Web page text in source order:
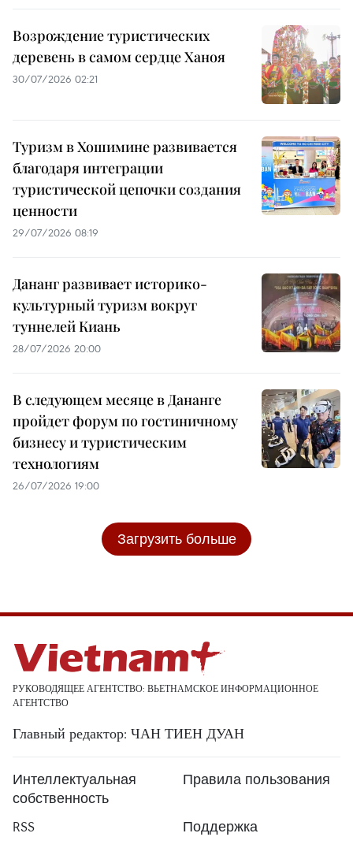
Возрождение туристических
деревень в самом сердце Ханоя
30/07/2026 02:21
Туризм в Хошимине развивается
благодаря интеграции
туристической цепочки создания
ценности
29/07/2026 08:19
Дананг развивает историко-
культурный туризм вокруг
туннелей Киань
28/07/2026 20:00
В следующем месяце в Дананге
пройдет форум по гостиничному
бизнесу и туристическим
технологиям
26/07/2026 19:00
Загрузить больше
РУКОВОДЯЩЕЕ АГЕНТСТВО: ВЬЕТНАМСКОЕ ИНФОРМАЦИОННОЕ
АГЕНТСТВО
Главный редактор: ЧАН ТИЕН ДУАН
Интеллектуальная
собственность
Правила пользования
RSS
Поддержка